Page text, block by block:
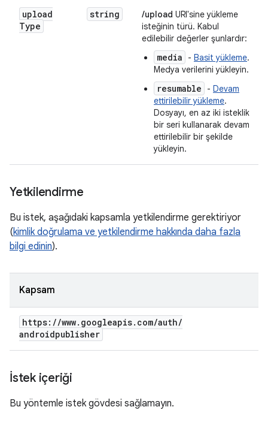
upload
Type
string /upload URI'sine yükleme
isteğinin türü. Kabul
edilebilir değerler şunlardır:
media - Basit yükleme.
Medya verilerini yükleyin.
resumable - Devam
ettirilebilir yükleme.
Dosyayı, en az iki isteklik
bir seri kullanarak devam
ettirilebilir bir şekilde
yükleyin.
Yetkilendirme
Bu istek, aşağıdaki kapsamla yetkilendirme gerektiriyor
(kimlik doğrulama ve yetkilendirme hakkında daha fazla
bilgi edinin).
Kapsam
https: //www. googleapis. com/auth/
androidpublisher
İstek içeriği
Bu yöntemle istek gövdesi sağlamayın.